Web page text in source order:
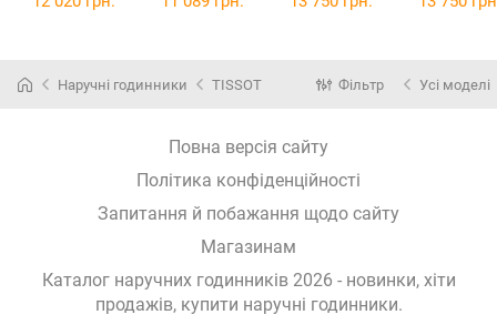
Наручні годинники TISSOT Фільтр Усі моделі
Повна версія сайту
Політика конфіденційності
Запитання й побажання щодо сайту
Магазинам
Каталог наручних годинників 2026 - новинки, хіти
продажів, купити наручні годинники.